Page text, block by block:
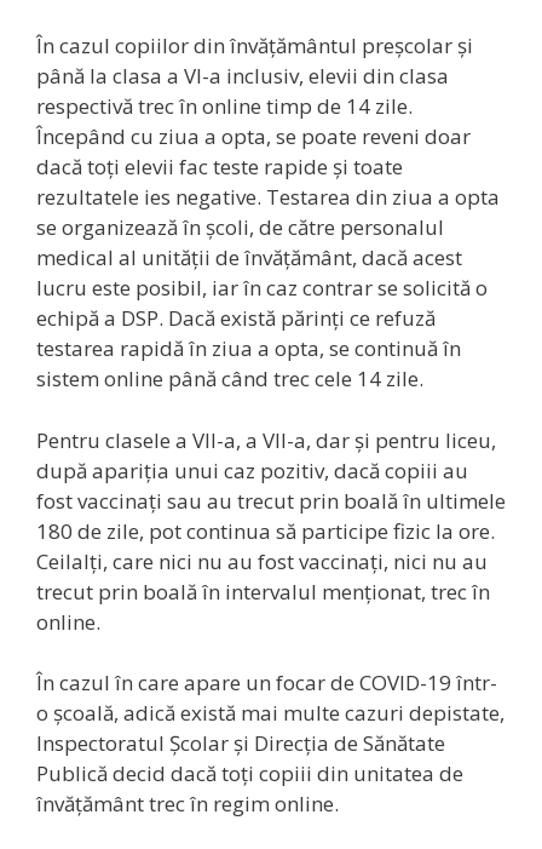
În cazul copiilor din învățământul preșcolar și
până la clasa a VI-a inclusiv, elevii din clasa
respectivă trec în online timp de 14 zile.
Începând cu ziua a opta, se poate reveni doar
dacă toți elevii fac teste rapide și toate
rezultatele ies negative. Testarea din ziua a opta
se organizează în școli, de către personalul
medical al unității de învățământ, dacă acest
lucru este posibil, iar în caz contrar se solicită o
echipă a DSP. Dacă există părinți ce refuză
testarea rapidă în ziua a opta, se continuă în
sistem online până când trec cele 14 zile.
Pentru clasele a VII-a, a VII-a, dar și pentru liceu,
după apariția unui caz pozitiv, dacă copiii au
fost vaccinați sau au trecut prin boală în ultimele
180 de zile, pot continua să participe fizic la ore.
Ceilalți, care nici nu au fost vaccinați, nici nu au
trecut prin boală în intervalul menționat, trec în
online.
În cazul în care apare un focar de COVID-19 într-
o școală, adică există mai multe cazuri depistate,
Inspectoratul Școlar și Direcția de Sănătate
Publică decid dacă toți copiii din unitatea de
învățământ trec în regim online.